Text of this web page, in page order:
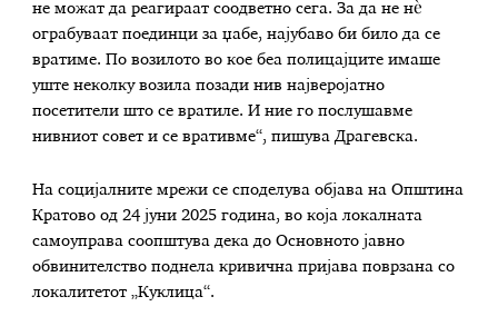
не можат да реагираат соодветно сега. За да не нѐ
ограбуваат поединци за џабе, најубаво би било да се
вратиме. По возилото во кое беа полицајците имаше
уште неколку возила позади нив најверојатно
посетители што се вратиле. И ние го послушавме
нивниот совет и се вративме“, пишува Драгевска.
На социјалните мрежи се споделува објава на Општина
Кратово од 24 јуни 2025 година, во која локалната
самоуправа соопштува дека до Основното јавно
обвинителство поднела кривична пријава поврзана со
локалитетот „Куклица“.